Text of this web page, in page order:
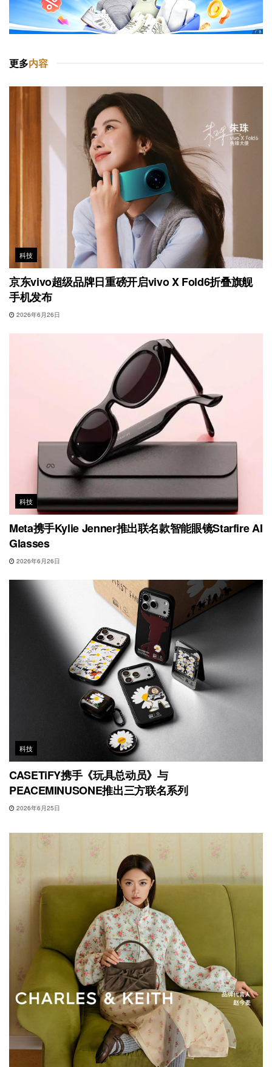
更多内容
科技
京东vivo超级品牌日重磅开启vivo X Fold6折叠旗舰
手机发布
2026年6月26日
科技
Meta携手Kylie Jenner推出联名款智能眼镜Starfire AI
Glasses
2026年6月26日
科技
CASETiFY携手《玩具总动员》与
PEACEMINUSONE推出三方联名系列
2026年6月25日